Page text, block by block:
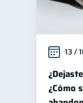
13 /
¿Cómo